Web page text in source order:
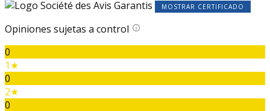
MOSTRAR CERTIFICADO
Opiniones sujetas a control
0
1★
0
2★
0